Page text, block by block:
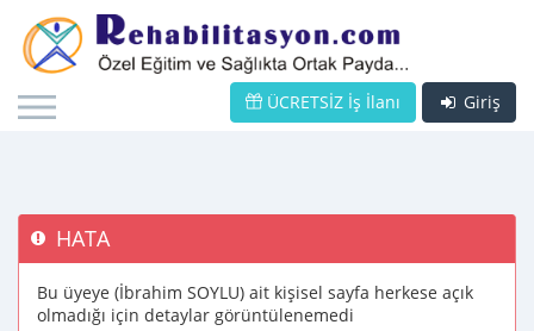
Giriş
ÜCRETSİZ İş İlanı
HATA
Bu üyeye (İbrahim SOYLU) ait kişisel sayfa herkese açık
olmadığı için detaylar görüntülenemedi